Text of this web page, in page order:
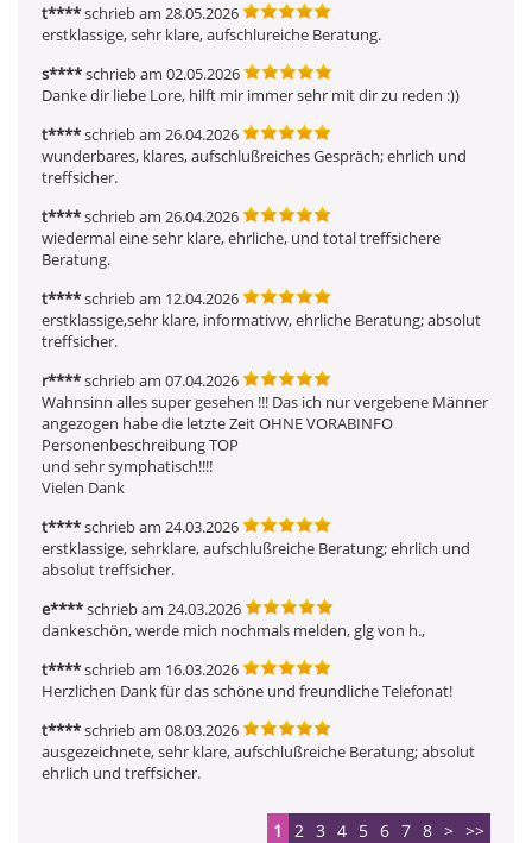
t****schrieb am 28.05.2026
erstklassige, sehr klare, aufschlureiche Beratung.
s****schrieb am 02.05.2026
Danke dir liebe Lore, hilft mir immer sehr mit dir zu reden :))
t****schrieb am 26.04.2026
wunderbares, klares, aufschlußreiches Gespräch; ehrlich und
treffsicher.
t****schrieb am 26.04.2026
wiedermal eine sehr klare, ehrliche, und total treffsichere
Beratung.
t****schrieb am 12.04.2026
erstklassige,sehr klare, informativw, ehrliche Beratung; absolut
treffsicher.
r****schrieb am 07.04.2026
Wahnsinn alles super gesehen !!! Das ich nur vergebene Männer
angezogen habe die letzte Zeit OHNE VORABINFO
Personenbeschreibung TOP
und sehr symphatisch!!!!
Vielen Dank
t****schrieb am 24.03.2026
erstklassige, sehrklare, aufschlußreiche Beratung; ehrlich und
absolut treffsicher.
e****schrieb am 24.03.2026
dankeschön, werde mich nochmals melden, glg von h.,
t****schrieb am 16.03.2026
Herzlichen Dank für das schöne und freundliche Telefonat!
t****schrieb am 08.03.2026
ausgezeichnete, sehr klare, aufschlußreiche Beratung; absolut
ehrlich und treffsicher.
1 2 3 4 5 6 7 8 > >>